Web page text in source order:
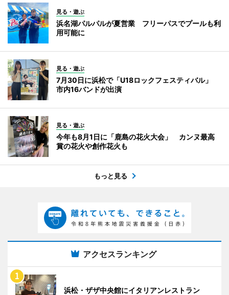
見る・遊ぶ
浜名湖パルパルが夏営業 フリーパスでプールも利
用可能に
見る・遊ぶ
7月30日に浜松で「U18ロックフェスティバル」
市内16バンドが出演
見る・遊ぶ
今年も8月1日に「鹿島の花火大会」 カンヌ最高
賞の花火や創作花火も
もっと見る
アクセスランキング
浜松・ザザ中央館にイタリアンレストラン